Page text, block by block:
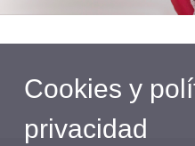
Cookies y
privacidad